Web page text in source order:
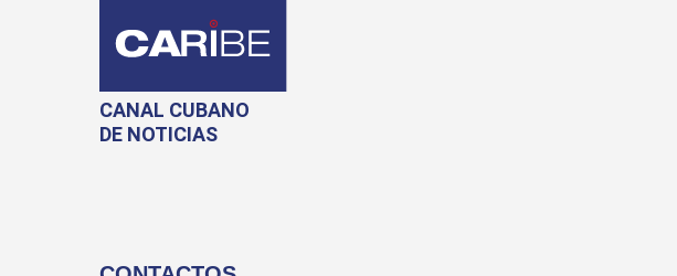
CANAL CUBANO
DE NOTICIAS